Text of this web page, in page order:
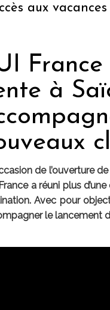
: un
à
de l’ouverture
a réuni plus
Avec pour
le lancement